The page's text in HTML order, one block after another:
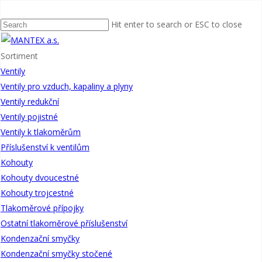
Hit enter to search or ESC to close
Sortiment
Ventily
Ventily pro vzduch, kapaliny a plyny
Ventily redukční
Ventily pojistné
Ventily k tlakoměrům
Příslušenství k ventilům
Kohouty
Kohouty dvoucestné
Kohouty trojcestné
Tlakoměrové přípojky
Ostatní tlakoměrové příslušenství
Kondenzační smyčky
Kondenzační smyčky stočené
Uncategorized @cs
Uncategorized @cs
Hello world!
Nejnovější příspěvky
Hello world!
Nejnovější komentáře
A WordPress Commenter
KONTAKT
Tel.:+420 461 362 652
Email:obchod@mantex-as.com
ADRESA
Mantex a.s.
Vranová Lhota 81, 571 01
Vranová Lhota